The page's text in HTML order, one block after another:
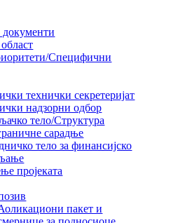
Специфични
технички секретеријат
надзорни одбор
тело/Структура
сарадње
тело за финансијско
пројеката
пакет и